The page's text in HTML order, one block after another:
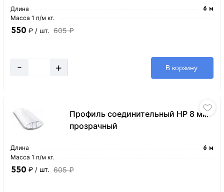
Длина 6 м
Масса 1 п/м кг.
550 ₽ / шт. 605 ₽
- + В корзину
Профиль соединительный HP 8 мм
прозрачный
Длина 6 м
Масса 1 п/м кг.
550 ₽ / шт. 605 ₽